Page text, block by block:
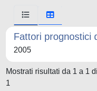
Fattori prognostici
2005
Mostrati risultati da 1 a 1 di
1